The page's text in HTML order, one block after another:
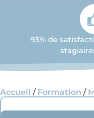
93% de
Accueil / Formation /